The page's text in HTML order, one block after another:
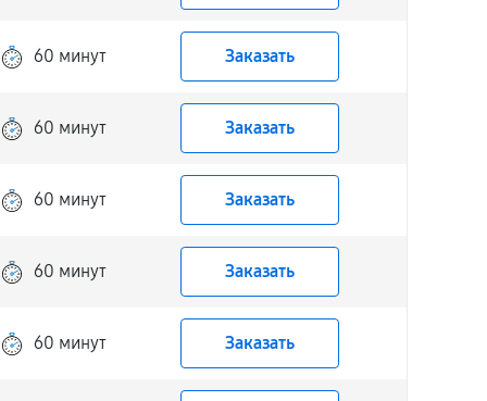
60 минут Заказать
60 минут Заказать
60 минут Заказать
60 минут Заказать
60 минут Заказать